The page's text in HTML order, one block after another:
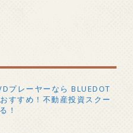
プレーヤーなら BLUEDOT
すすめ！不動産投資スクー
！